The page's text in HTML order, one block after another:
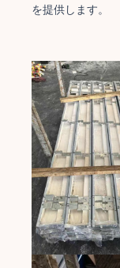
を提供します。